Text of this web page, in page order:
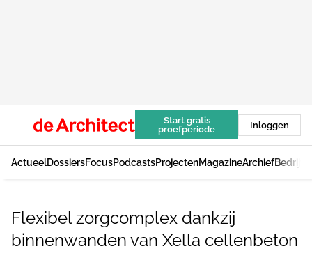
Start gratis
proefperiode
Inloggen
ActueelDossiersFocusPodcastsProjectenMagazineArchief
Flexibel zorgcomplex dankzij
binnenwanden van Xella cellenbeton